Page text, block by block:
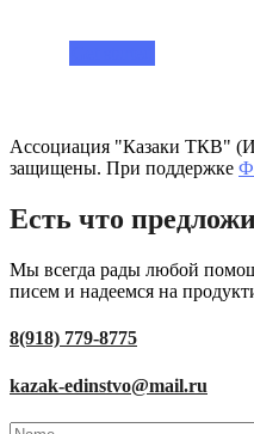
Ассоциация "Казаки ТКВ"
защищены. При поддержке
Есть что
Мы всегда рады любой
писем и надеемся на
8(918) 779-8775
kazak-edinstvo@mail.ru